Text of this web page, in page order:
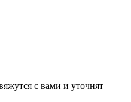
с вами и уточнят